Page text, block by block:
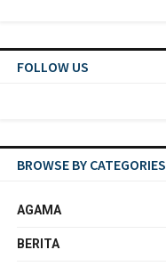
FOLLOW US
BROWSE BY CATEGORIES
AGAMA
BERITA